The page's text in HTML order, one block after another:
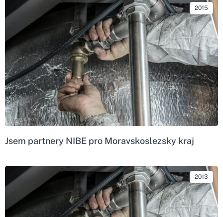
Jsem partnery NIBE pro Moravskoslezsky kraj
2015
2013